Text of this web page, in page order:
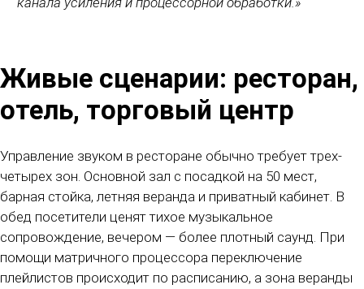
Живые сценарии: ресторан,
отель, торговый центр
Управление звуком в ресторане обычно требует трех-
четырех зон. Основной зал с посадкой на 50 мест,
барная стойка, летняя веранда и приватный кабинет. В
обед посетители ценят тихое музыкальное
сопровождение, вечером — более плотный саунд. При
помощи матричного процессора переключение
плейлистов происходит по расписанию, а зона веранды